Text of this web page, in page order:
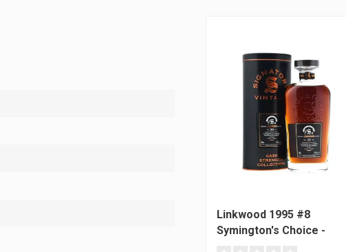
Linkwood 1995 #8
Symington's Choice -